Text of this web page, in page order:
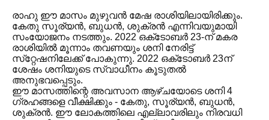
രാഹു ഈ മാസം മുഴുവൻ മേഷ രാശിയിലായിരിക്കും.
കേതു സൂര്യൻ, ബുധൻ, ശുക്രൻ എന്നിവയുമായി
സംയോജനം നടത്തും. 2022 ഒക്‌ടോബർ 23-ന് മകര
രാശിയിൽ മൂന്നാം തവണയും ശനി നേരിട്ട്
സ്‌റ്റേഷനിലേക്ക് പോകുന്നു. 2022 ഒക്‌ടോബർ 23ന്
ശേഷം ശനിയുടെ സ്വാധീനം കൂടുതൽ
അനുഭവപ്പെടും.
ഈ മാസത്തിന്റെ അവസാന ആഴ്ചയോടെ ശനി 4
ഗ്രഹങ്ങളെ വീക്ഷിക്കും - കേതു, സൂര്യൻ, ബുധൻ,
ശുക്രൻ. ഈ ലോകത്തിലെ എല്ലാവരിലും നിരവധി